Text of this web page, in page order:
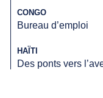
CONGO
Bureau d’emploi
HAÏTI
Des ponts vers